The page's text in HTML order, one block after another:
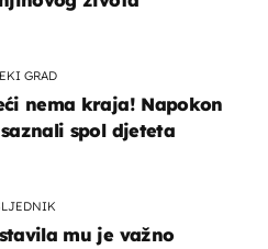
GRAD
nema kraja! Napokon
spol djeteta
mu je važno